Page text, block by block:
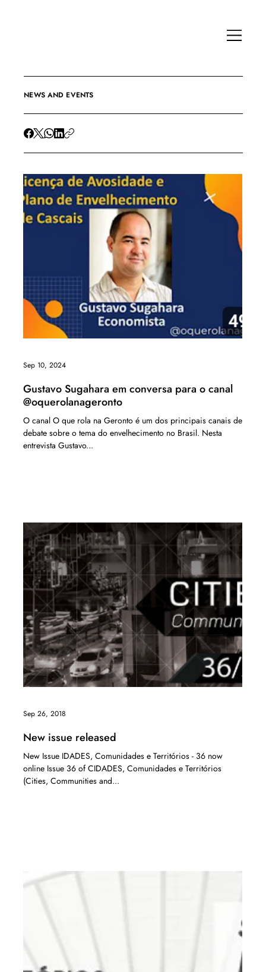
NEWS AND EVENTS
Gustavo Sugahara em conversa para o canal
@oquerolanageronto
O canal O que rola na Geronto é um dos principais canais de
debate sobre o tema do envelhecimento no Brasil. Nesta
entrevista Gustavo...
Sep 10, 2024
New issue released
New Issue IDADES, Comunidades e Territórios - 36 now
online Issue 36 of CIDADES, Comunidades e Territórios
(Cities, Communities and...
Sep 26, 2018